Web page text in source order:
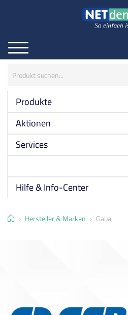
Menü
Produkte
Aktionen
Services
Hilfe & Info-Center
Home Hersteller & Marken Gaba